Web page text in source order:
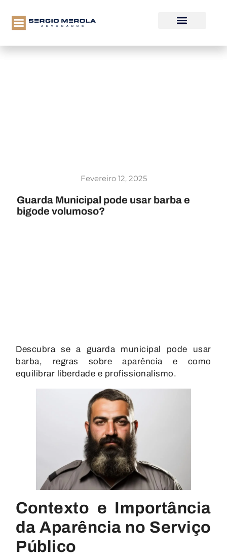
Fevereiro 12, 2025
Guarda Municipal pode usar barba e
bigode volumoso?
Descubra se a guarda municipal pode usar
barba, regras sobre aparência e como
equilibrar liberdade e profissionalismo.
Contexto e Importância
da Aparência no Serviço
Público